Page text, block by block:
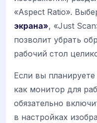
«Aspect Ratio».
экрана», «Just
позволит убрать
рабочий стол
Если вы
как монитор для
обязательно
в настройках